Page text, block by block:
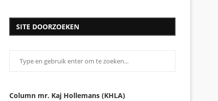
SITE DOORZOEKEN
Column mr. Kaj Hollemans (KHLA)